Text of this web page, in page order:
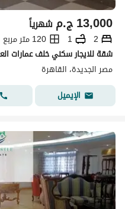
ج.م13,000 شهرياً
2
1
120 متر مربع
شقة للايجار سكني خلف عمارات
مصر الجديدة، القاهرة
الإيميل